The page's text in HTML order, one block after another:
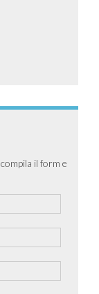
il form e